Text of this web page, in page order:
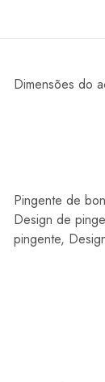
Dimensões do
Pingente de
Design de
pingente,